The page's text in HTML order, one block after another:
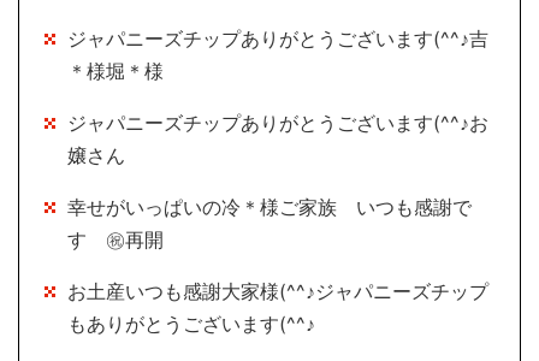
ジャパニーズチップありがとうございます(^^♪吉
＊様堀＊様
ジャパニーズチップありがとうございます(^^♪お
嬢さん
幸せがいっぱいの冷＊様ご家族 いつも感謝で
す ㊗再開
お土産いつも感謝大家様(^^♪ジャパニーズチップ
もありがとうございます(^^♪